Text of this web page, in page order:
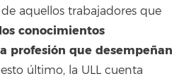
aquellos trabajadores que
conocimientos
profesión que desempeñan
último, la ULL cuenta